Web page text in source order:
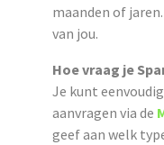
maanden of
van jou.
Hoe vraag je
Je kunt
aanvragen via de
geef aan welk